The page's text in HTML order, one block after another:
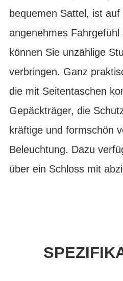
bequemen Sattel, ist
angenehmes
können Sie unzählige
verbringen. Ganz
die mit Seitentaschen
Gepäckträger, die
kräftige und formschön
Beleuchtung. Dazu
über ein Schloss mit